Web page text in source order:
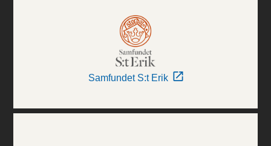
Samfundet S:t Erik